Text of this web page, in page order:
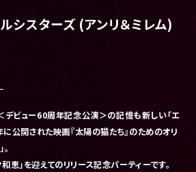
シスターズ (アンリ＆ミレム)
ビュー60周年記念公演＞の記憶も新しい「エ
に公開された映画『太陽の猫たち』のためのオリ
恵」を迎えてのリリース記念パーティーです。